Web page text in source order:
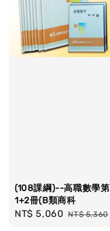
(108課綱)--高職數學第
1+2冊(B類商科
Sale
NT$ 5,060 Regular
NT$ 5,360